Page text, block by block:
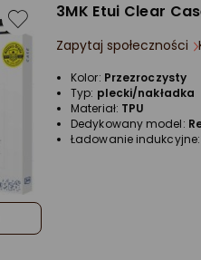
3MK Etui Clear
Zapytaj społeczności
Kolor: Przezroczysty
Typ: plecki/nakładka
Materiał: TPU
Dedykowany model:
Ładowanie indukcyjne: